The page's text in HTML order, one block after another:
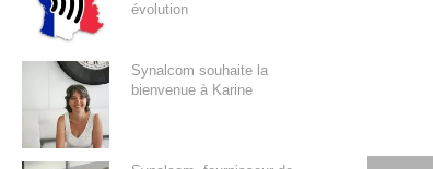
évolution
Synalcom souhaite la
bienvenue à Karine